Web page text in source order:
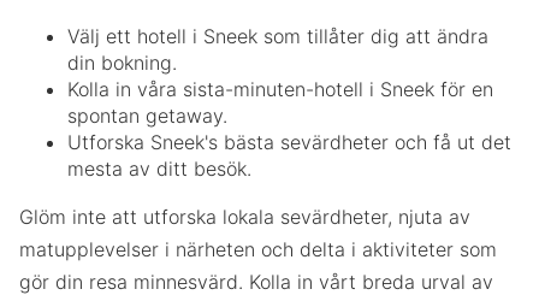
Välj ett hotell i Sneek som tillåter dig att ändra
din bokning.
Kolla in våra sista-minuten-hotell i Sneek för en
spontan getaway.
Utforska Sneek's bästa sevärdheter och få ut det
mesta av ditt besök.
Glöm inte att utforska lokala sevärdheter, njuta av
matupplevelser i närheten och delta i aktiviteter som
gör din resa minnesvärd. Kolla in vårt breda urval av